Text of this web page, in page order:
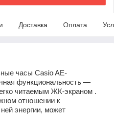
Доставка Оплата
часы Casio AE-
функциональность —
читаемым ЖК-экраном .
отношении к
энергии, может